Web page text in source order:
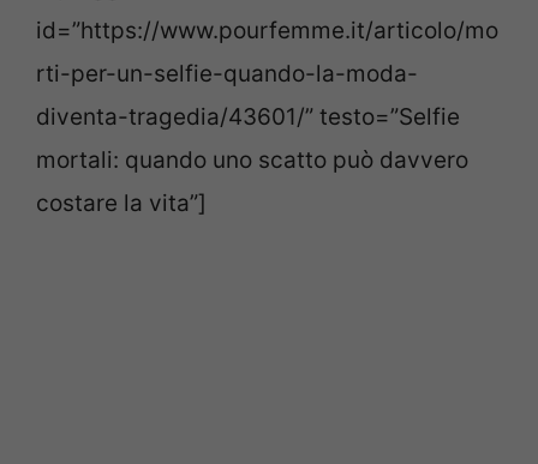
id=”https://www.pourfemme.it/articolo/mo
rti-per-un-selfie-quando-la-moda-
diventa-tragedia/43601/” testo=”Selfie
mortali: quando uno scatto può davvero
costare la vita”]